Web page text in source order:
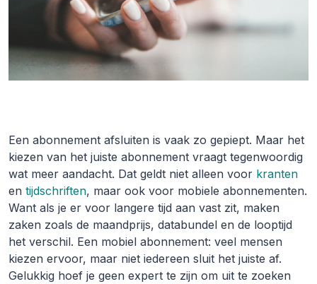
Een abonnement afsluiten is vaak zo gepiept. Maar het
kiezen van het juiste abonnement vraagt tegenwoordig
wat meer aandacht. Dat geldt niet alleen voor kranten
en tijdschriften, maar ook voor mobiele abonnementen.
Want als je er voor langere tijd aan vast zit, maken
zaken zoals de maandprijs, databundel en de looptijd
het verschil. Een mobiel abonnement: veel mensen
kiezen ervoor, maar niet iedereen sluit het juiste af.
Gelukkig hoef je geen expert te zijn om uit te zoeken